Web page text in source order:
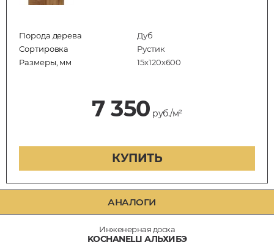
Порода дерева
Дуб
Сортировка
Рустик
Размеры, мм
15х120х600
7 350 руб./м²
КУПИТЬ
АНАЛОГИ
Инженерная доска
KOCHANELLI АЛЬХИБЭ